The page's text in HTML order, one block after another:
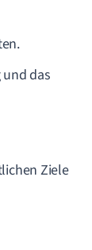
das
Ziele